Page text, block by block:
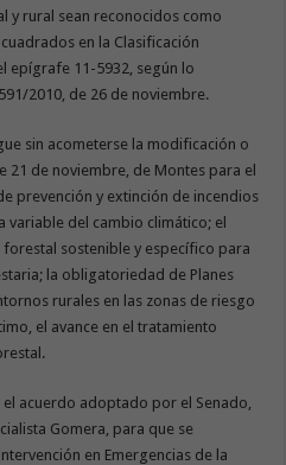
y rural sean reconocidos como
en la Clasificación
epígrafe 11-5932, según lo
2010, de 26 de noviembre.
sin acometerse la modificación o
21 de noviembre, de Montes para el
prevención y extinción de incendios
variable del cambio climático; el
sostenible y específico para
la obligatoriedad de Planes
rurales en las zonas de riesgo
el avance en el tratamiento
acuerdo adoptado por el Senado,
Gomera, para que se
en Emergencias de la